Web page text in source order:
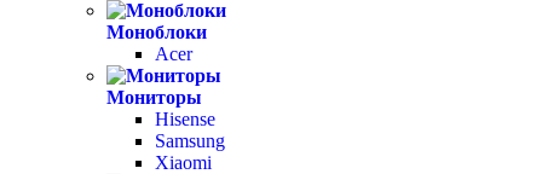
Моноблоки
Acer
Мониторы
Hisense
Samsung
Xiaomi